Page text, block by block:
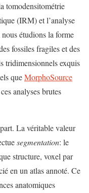
tomodensitométrie
(IRM) et l’analyse
étudions la forme
fossiles fragiles et des
tridimensionnels exquis
queMorphoSource
analyses brutes
La véritable valeur
segmentation: le
structure, voxel par
en un atlas annoté. Ce
anatomiques